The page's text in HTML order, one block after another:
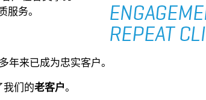
服务。
年来已成为忠实客户。
我们的老客户。